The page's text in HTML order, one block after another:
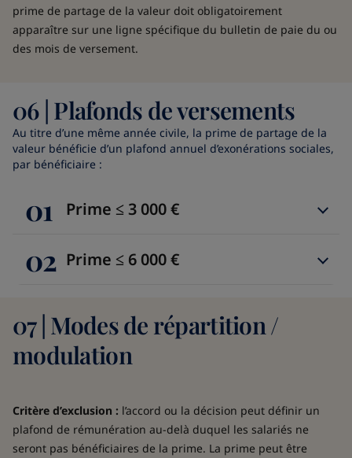
prime de partage de la valeur doit obligatoirement
apparaître sur une ligne spécifique du bulletin de paie du ou
des mois de versement.
06 | Plafonds de versements
Au titre d’une même année civile, la prime de partage de la
valeur bénéficie d’un plafond annuel d’exonérations sociales,
par bénéficiaire :
01 Prime ≤ 3 000 €
02 Prime ≤ 6 000 €
07 | Modes de répartition /
modulation
Critère d’exclusion : l’accord ou la décision peut définir un
plafond de rémunération au-delà duquel les salariés ne
seront pas bénéficiaires de la prime. La prime peut être